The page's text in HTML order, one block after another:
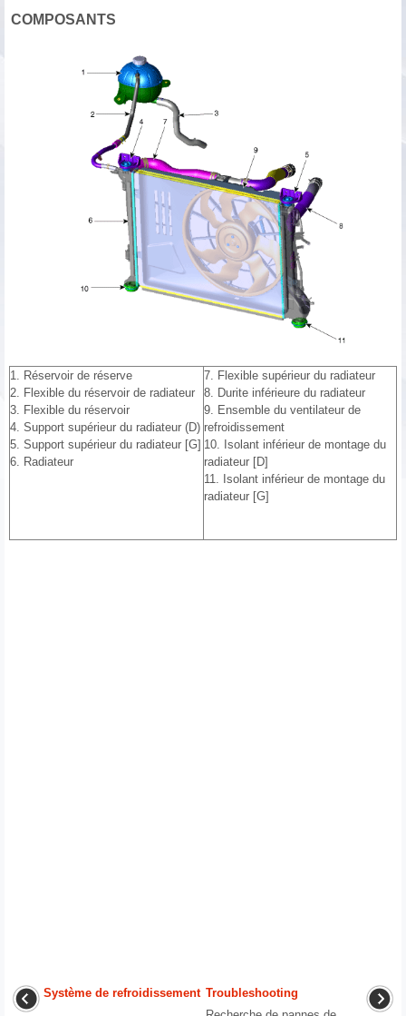
COMPOSANTS
1. Réservoir de réserve
2. Flexible du réservoir de radiateur
3. Flexible du réservoir
4. Support supérieur du radiateur (D)
5. Support supérieur du radiateur [G]
6. Radiateur
7. Flexible supérieur du radiateur
8. Durite inférieure du radiateur
9. Ensemble du ventilateur de
refroidissement
10. Isolant inférieur de montage du
radiateur [D]
11. Isolant inférieur de montage du
radiateur [G]
Système de refroidissement Troubleshooting